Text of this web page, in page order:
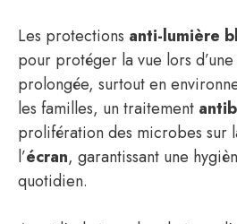
Les protections anti-lumière
pour protéger la vue lors
prolongée, surtout en
les familles, un traitement
prolifération des microbes sur
l’écran, garantissant une
quotidien.